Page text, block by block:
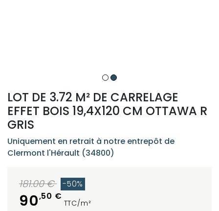
LOT DE 3.72 M² DE CARRELAGE
EFFET BOIS 19,4X120 CM OTTAWA R
GRIS
Uniquement en retrait à notre entrepôt de
Clermont l'Hérault (34800)
181.00 € -50%
90,50 €
TTC/m²